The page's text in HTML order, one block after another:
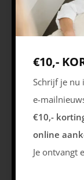
€10,-
Schrijf je nu
e-
€10,-
online
Je ontvangt